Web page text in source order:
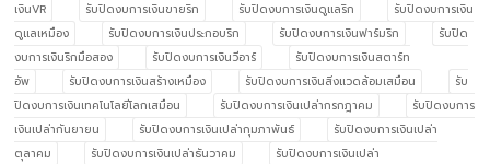
เงินVR
รับปิดงบการเงินขายริก รับปิดงบการเงินดูแลริก
รับปิดงบการเงิน
ดูแลเหมือง
รับปิดงบการเงินประกอบริก รับปิดงบการเงินฟาร์มริก
รับปิด
งบการเงินริกมือสอง
รับปิดงบการเงินวีอาร์
รับปิดงบการเงินสตาร์ท
อัพ
รับปิดงบการเงินสร้างเหมือง รับปิดงบการเงินสิ่งแวดล้อมเสมือน
รับ
ปิดงบการเงินเทคโนโลยีโลกเสมือน
รับปิดงบการเงินเปล่ากรกฎาคม
รับปิดงบการ
เงินเปล่ากันยายน
รับปิดงบการเงินเปล่ากุมภาพันธ์
รับปิดงบการเงินเปล่า
ตุลาคม
รับปิดงบการเงินเปล่าธันวาคม
รับปิดงบการเงินเปล่า